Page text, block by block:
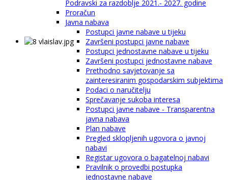
Podravski za razdoblje 2021.- 2027. godine
Proračun
Javna nabava
Postupci javne nabave u tijeku
Završeni postupci javne nabave
Postupci jednostavne nabave u tijeku
Završeni postupci jednostavne nabave
Prethodno savjetovanje sa
zainteresiranim gospodarskim subjektima
Podaci o naručitelju
Sprečavanje sukoba interesa
Postupci javne nabave - Transparentna
javna nabava
Plan nabave
Pregled sklopljenih ugovora o javnoj
nabavi
Registar ugovora o bagatelnoj nabavi
Pravilnik o provedbi postupka
jednostavne nabave